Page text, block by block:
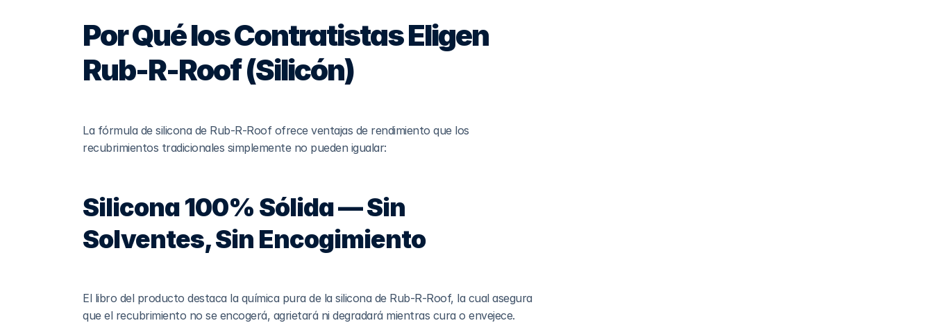
Por Qué los Contratistas Eligen
Rub-R-Roof (Silicón)
La fórmula de silicona de Rub-R-Roof ofrece ventajas de rendimiento que los
recubrimientos tradicionales simplemente no pueden igualar:
Silicona 100% Sólida — Sin
Solventes, Sin Encogimiento
El libro del producto destaca la química pura de la silicona de Rub-R-Roof, la cual asegura
que el recubrimiento no se encogerá, agrietará ni degradará mientras cura o envejece.